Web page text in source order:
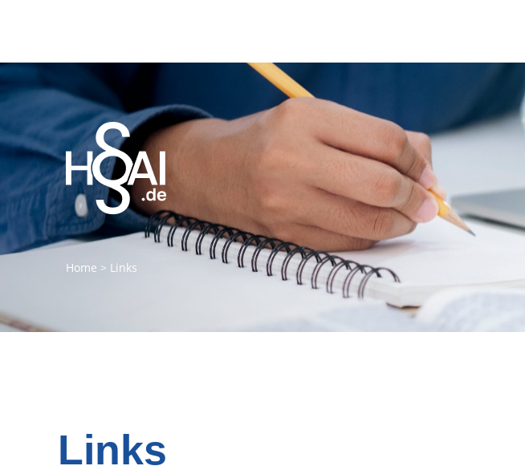
Home > Links
Links